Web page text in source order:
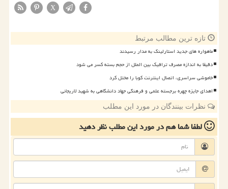
X
تازه ترین مطالب مرتبط
ماهواره های جدید استارلینک به مدار رسیدند
دقیقا به اندازه مصرف ترافیک بین الملل از حجم بسته کسر می شود
خاموشی سراسری، اتصال اینترنت کوبا را مختل کرد
اهدای جایزه چهره برجسته علمی و فرهنگی جهاد دانشگاهی به شهید لاریجانی
نظرات بینندگان در مورد این مطلب
لطفا شما همدر مورد این مطلبنظر دهید